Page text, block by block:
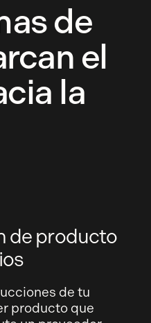
de
el
la
de producto
de tu
producto que